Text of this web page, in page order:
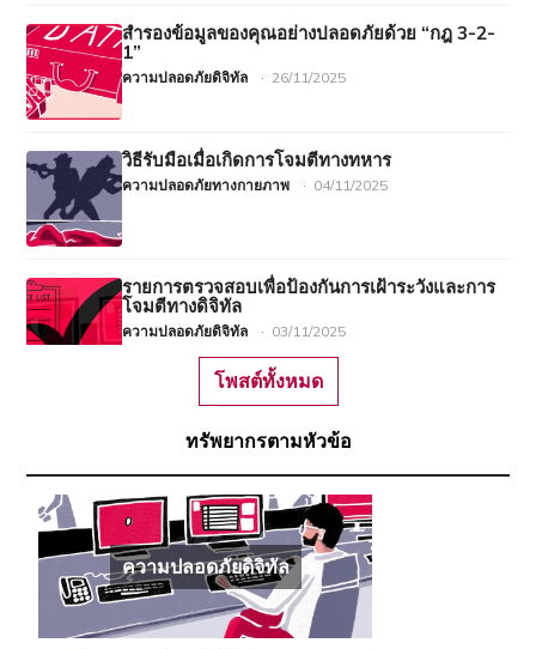
สำรองข้อมูลของคุณอย่างปลอดภัยด้วย “กฎ 3-2-
1”
ความปลอดภัยดิจิทัล · 26/11/2025
วิธีรับมือเมื่อเกิดการโจมตีทางทหาร
ความปลอดภัยทางกายภาพ · 04/11/2025
รายการตรวจสอบเพื่อป้องกันการเฝ้าระวังและการ
โจมตีทางดิจิทัล
ความปลอดภัยดิจิทัล · 03/11/2025
การคุกคามทางไซเบอร์ ตอนที่ 1: การติดตาม
คุกคาม (Stalking) และการกลั่นแกล้งด้วยการแจ้ง
เหตุเท็จ (Swatting)
ความปลอดภัยดิจิทัล · 03/11/2025
สัญญาณและการรับมือกับภาวะสะเทือนใจหลัง
เหตุการณ์รุนแรง
สุขภาพจิต · 03/11/2025
โพสต์ทั้งหมด
ทรัพยากรตามหัวข้อ
ความปลอดภัยดิจิทัล